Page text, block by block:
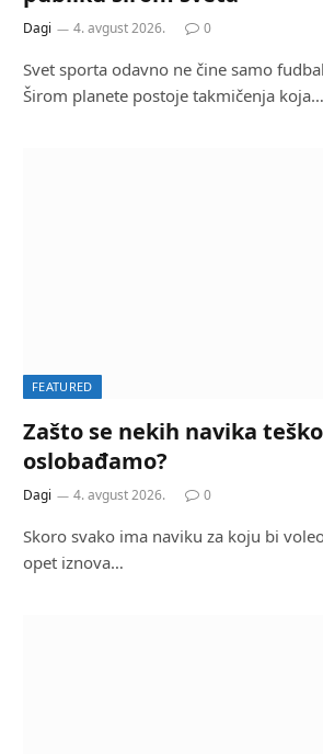
Dagi 4. avgust 2026. 0
Svet sporta odavno ne čine samo
Širom planete postoje takmičenja koja…
FEATURED
Zašto se nekih navika teško
oslobađamo?
Dagi 4. avgust 2026. 0
Skoro svako ima naviku za koju bi
opet iznova…